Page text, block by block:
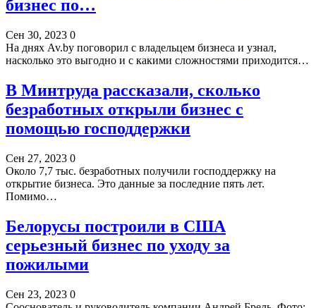
бизнес по…
Сен 30, 2023 0
На днях Av.by поговорил с владельцем бизнеса и узнал,
насколько это выгодно и с какими сложностями приходится…
В Минтруда рассказали, сколько
безработных открыли бизнес с
помощью господдержки
Сен 27, 2023 0
Около 7,7 тыc. безработных получили господдержку на
открытие бизнеса. Это данные за последние пять лет.
Помимо…
Белорусы построили в США
серьезный бизнес по уходу за
пожилыми
Сен 23, 2023 0